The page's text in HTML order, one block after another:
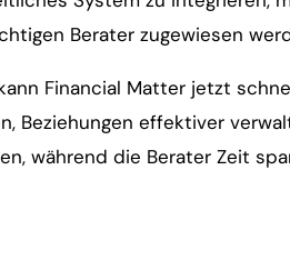
Berater zugewiesen
Financial Matter jetzt
Beziehungen effektiver
während die Berater Zeit